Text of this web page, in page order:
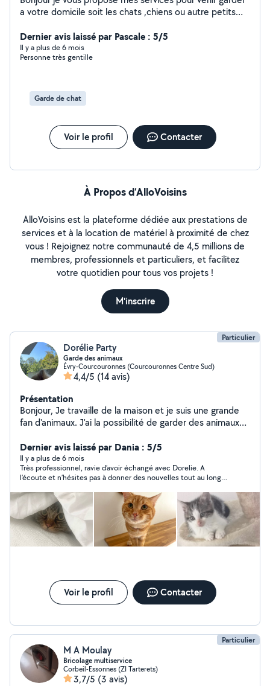
a votre domicile soit les chats ,chiens ou autre petits
animaux de compagnie dans leurs cages j adore les
animaux, ayant une grande expérience dans ce domaine
Dernier avis laissé par Pascale : 5/5
Il y a plus de 6 mois
Personne très gentille
Garde de chat
Voir le profil Contacter
À Propos d’AlloVoisins
AlloVoisins est la plateforme dédiée aux prestations de
services et à la location de matériel à proximité de chez
vous ! Rejoignez notre communauté de 4,5 millions de
membres, professionnels et particuliers, et facilitez
votre quotidien pour tous vos projets !
M'inscrire
Particulier
Dorélie Party
Garde des animaux
Évry-Courcouronnes (Courcouronnes Centre Sud)
4,4/5 (14 avis)
Présentation
Bonjour, Je travaille de la maison et je suis une grande
fan d'animaux. J'ai la possibilité de garder des animaux
à la maison, qui est très sociable. Je peux accueillir à la
maison des chats et des chiens J'ai besoin qu'il soit
propre, traité contre les puces, stérilises (sinon me
prévenir) et autres A bientôt
Dernier avis laissé par Dania : 5/5
Il y a plus de 6 mois
Très professionnel, ravie d’avoir échangé avec Dorelie. A
l’écoute et n’hésites pas à donner des nouvelles tout au long
Voir le profil Contacter
Particulier
M A Moulay
Bricolage multiservice
Corbeil-Essonnes (ZI Tarterets)
3,7/5 (3 avis)